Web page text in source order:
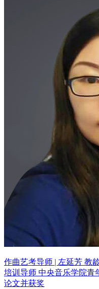
作曲艺考导师 | 左延芳 教
培训导师 中央音乐学院青
论文并获奖